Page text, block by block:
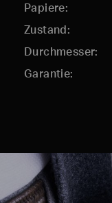
Papiere
Zustand
Durchmesser
Garantie